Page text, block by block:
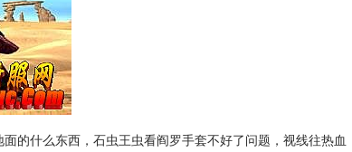
的什么东西，石虫王虫看阎罗手套不好了问题，视线往热血